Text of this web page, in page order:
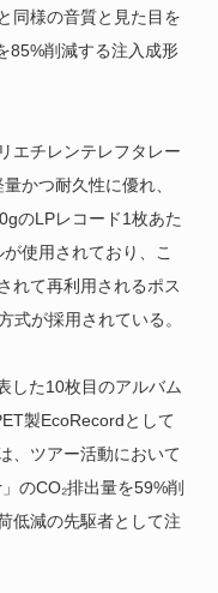
同様の音質と見た目を
85%削減する注入成形
エチレンテレフタレー
かつ耐久性に優れ、
のLPレコード1枚あた
使用されており、こ
れて再利用されるポス
式が採用されている。
した10枚目のアルバム
製EcoRecordとして
、ツアー活動において
のCO₂排出量を59%削
低減の先駆者として注